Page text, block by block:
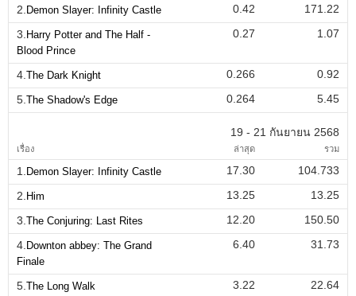
2. Demon Slayer: Infinity Castle 0.42
171.22
3. Harry Potter and The Half -
Blood Prince
0.27 1.07
4. The Dark Knight 0.266
0.92
5. The Shadow's Edge 0.264 5.45
19 - 21 กันยายน 2568
เรื่อง ล่าสุด รวม
1. Demon Slayer: Infinity Castle 17.30
104.733
2. Him 13.25
13.25
3. The Conjuring: Last Rites 12.20
150.50
4. Downton abbey: The Grand
Finale
6.40 31.73
5. The Long Walk 3.22 22.64